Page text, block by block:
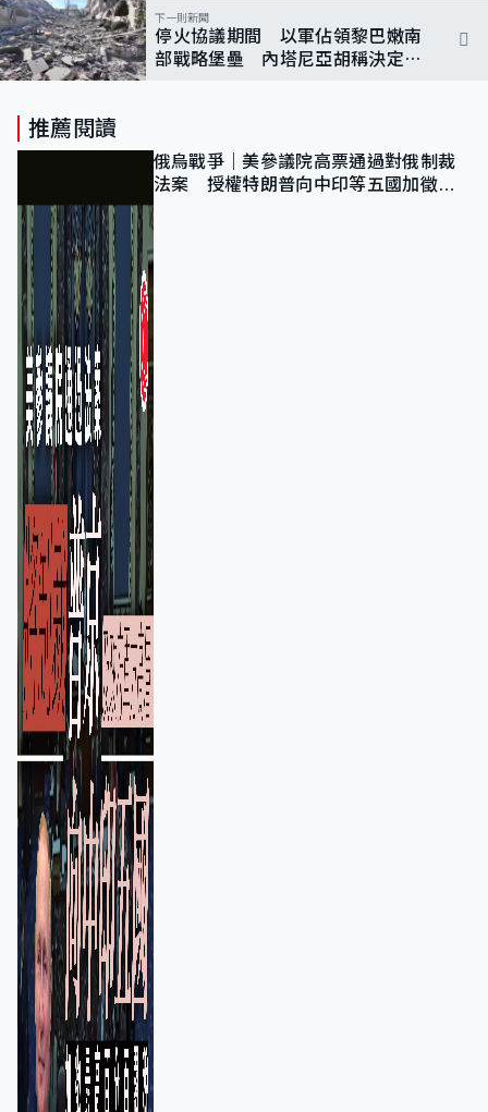
下一則新聞
停火協議期間 以軍佔領黎巴嫩南
部戰略堡壘 內塔尼亞胡稱決定性
推薦閱讀
俄烏戰爭｜美參議院高票通過對俄制裁
法案 授權特朗普向中印等五國加徵
100%關稅